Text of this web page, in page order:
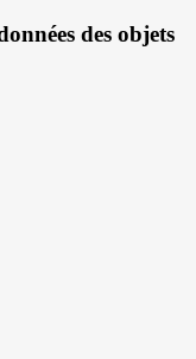
des objets